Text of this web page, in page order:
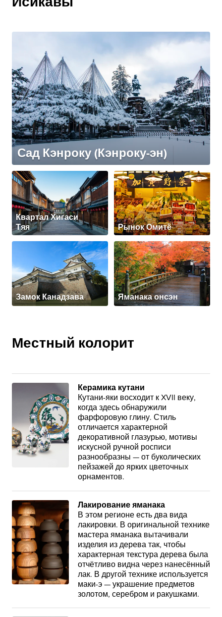
Сад Кэнроку (Кэнроку-эн)
Квартал Хигаси
Тяя
Рынок Омитё
Замок Канадзава Яманака онсэн
Местный колорит
Керамика кутани
Кутани-яки восходит к XVII веку,
когда здесь обнаружили
фарфоровую глину. Стиль
отличается характерной
декоративной глазурью, мотивы
искусной ручной росписи
разнообразны — от буколических
пейзажей до ярких цветочных
орнаментов.
Лакирование яманака
В этом регионе есть два вида
лакировки. В оригинальной технике
мастера яманака вытачивали
изделия из дерева так, чтобы
характерная текстура дерева была
отчётливо видна через нанесённый
лак. В другой технике используется
маки-э — украшение предметов
золотом, серебром и ракушками.